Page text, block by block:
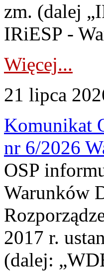
zm. (dalej
IRiESP -
Więcej...
21 lipca
Komunikat
nr 6/2026
OSP
Warunków
2017 r.
(dalej: